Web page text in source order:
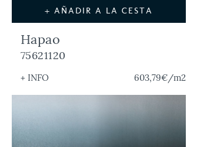
+ AÑADIR A LA CESTA
Hapao
75621120
+ INFO 603,79€/m2